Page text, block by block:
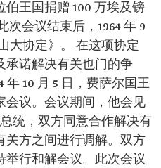
王国捐赠 100 万埃及镑
次会议结束后，1964 年 9
大协定》。 在这项协定
承诺解决有关也门的争
年 10 月 5 日，费萨尔国王
会议。会议期间，他会见
统，双方同意合作解决有
关方之间进行调解。双方
举行和解会议。此次会议